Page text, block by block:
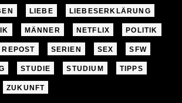
LIEBE LIEBESERKLÄRUNG
MÄNNER NETFLIX POLITIK
REPOST SERIEN SEX SFW
STUDIE STUDIUM TIPPS
ZUKUNFT